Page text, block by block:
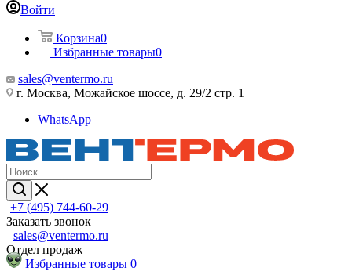
Войти
Корзина0
Избранные товары0
sales@ventermo.ru
г. Москва, Можайское шоссе, д. 29/2 стр. 1
WhatsApp
+7 (495) 744-60-29
Заказать звонок
sales@ventermo.ru
Отдел продаж
Избранные товары 0